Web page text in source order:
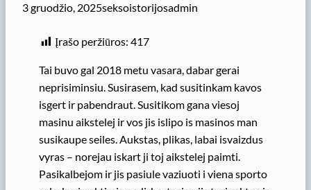
3 gruodžio, 2025seksoistorijosadmin
Įrašo peržiūros: 417
Tai buvo gal 2018 metu vasara, dabar gerai
neprisiminsiu. Susirasem, kad susitinkam kavos
isgert ir pabendraut. Susitikom gana viesoj
masinu aikstelej ir vos jis islipo is masinos man
susikaupe seiles. Aukstas, plikas, labai isvaizdus
vyras – norejau iskart ji toj aikstelej paimti.
Pasikalbejom ir jis pasiule vaziuoti i viena sporto